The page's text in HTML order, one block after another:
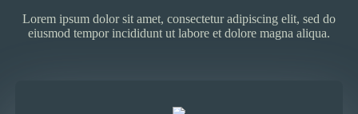
Lorem ipsum dolor sit amet, consectetur adipiscing elit, sed do
eiusmod tempor incididunt ut labore et dolore magna aliqua.